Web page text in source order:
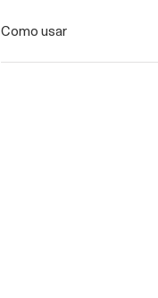
Como usar